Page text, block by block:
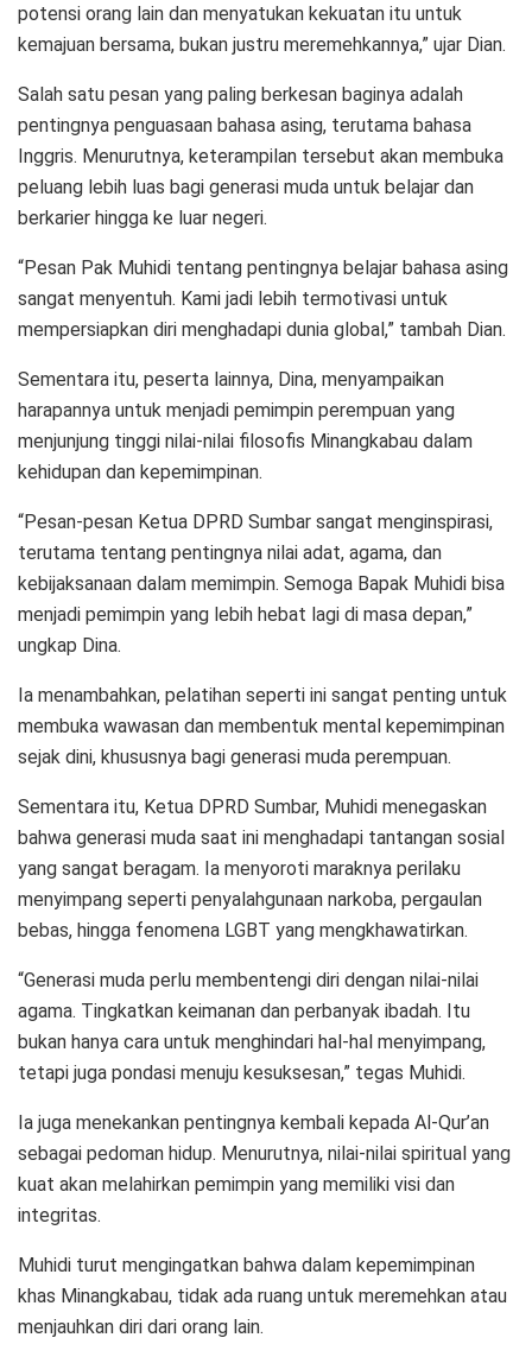
potensi orang lain dan menyatukan kekuatan itu untuk
kemajuan bersama, bukan justru meremehkannya,” ujar Dian.
Salah satu pesan yang paling berkesan baginya adalah
pentingnya penguasaan bahasa asing, terutama bahasa
Inggris. Menurutnya, keterampilan tersebut akan membuka
peluang lebih luas bagi generasi muda untuk belajar dan
berkarier hingga ke luar negeri.
“Pesan Pak Muhidi tentang pentingnya belajar bahasa asing
sangat menyentuh. Kami jadi lebih termotivasi untuk
mempersiapkan diri menghadapi dunia global,” tambah Dian.
Sementara itu, peserta lainnya, Dina, menyampaikan
harapannya untuk menjadi pemimpin perempuan yang
menjunjung tinggi nilai-nilai filosofis Minangkabau dalam
kehidupan dan kepemimpinan.
“Pesan-pesan Ketua DPRD Sumbar sangat menginspirasi,
terutama tentang pentingnya nilai adat, agama, dan
kebijaksanaan dalam memimpin. Semoga Bapak Muhidi bisa
menjadi pemimpin yang lebih hebat lagi di masa depan,”
ungkap Dina.
Ia menambahkan, pelatihan seperti ini sangat penting untuk
membuka wawasan dan membentuk mental kepemimpinan
sejak dini, khususnya bagi generasi muda perempuan.
Sementara itu, Ketua DPRD Sumbar, Muhidi menegaskan
bahwa generasi muda saat ini menghadapi tantangan sosial
yang sangat beragam. Ia menyoroti maraknya perilaku
menyimpang seperti penyalahgunaan narkoba, pergaulan
bebas, hingga fenomena LGBT yang mengkhawatirkan.
“Generasi muda perlu membentengi diri dengan nilai-nilai
agama. Tingkatkan keimanan dan perbanyak ibadah. Itu
bukan hanya cara untuk menghindari hal-hal menyimpang,
tetapi juga pondasi menuju kesuksesan,” tegas Muhidi.
Ia juga menekankan pentingnya kembali kepada Al-Qur’an
sebagai pedoman hidup. Menurutnya, nilai-nilai spiritual yang
kuat akan melahirkan pemimpin yang memiliki visi dan
integritas.
Muhidi turut mengingatkan bahwa dalam kepemimpinan
khas Minangkabau, tidak ada ruang untuk meremehkan atau
menjauhkan diri dari orang lain.